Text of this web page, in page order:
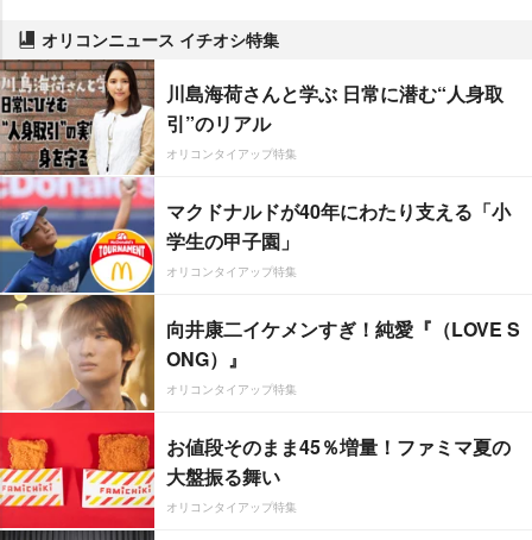
オリコンニュース イチオシ特集
川島海荷さんと学ぶ 日常に潜む“人身取
引”のリアル
オリコンタイアップ特集
マクドナルドが40年にわたり支える「小
学生の甲子園」
オリコンタイアップ特集
向井康二イケメンすぎ！純愛『（LOVE S
ONG）』
オリコンタイアップ特集
お値段そのまま45％増量！ファミマ夏の
大盤振る舞い
オリコンタイアップ特集